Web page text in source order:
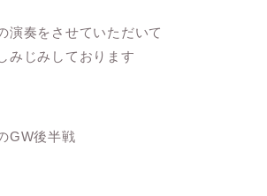
演奏をさせていただいて
みじみしております
GW後半戦